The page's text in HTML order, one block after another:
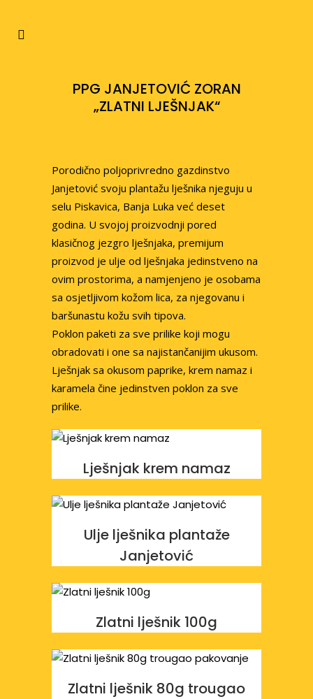
PPG JANJETOVIĆ ZORAN
„ZLATNI LJEŠNJAK“
Porodično poljoprivredno gazdinstvo
Janjetović svoju plantažu lješnika njeguju u
selu Piskavica, Banja Luka već deset
godina. U svojoj proizvodnji pored
klasičnog jezgro lješnjaka, premijum
proizvod je ulje od lješnjaka jedinstveno na
ovim prostorima, a namjenjeno je osobama
sa osjetljivom kožom lica, za njegovanu i
baršunastu kožu svih tipova.
Poklon paketi za sve prilike koji mogu
obradovati i one sa najistančanijim ukusom.
Lješnjak sa okusom paprike, krem namaz i
karamela čine jedinstven poklon za sve
prilike.
Lješnjak krem namaz
Ulje lješnika plantaže
Janjetović
Zlatni lješnik 100g
Zlatni lješnik 80g trougao